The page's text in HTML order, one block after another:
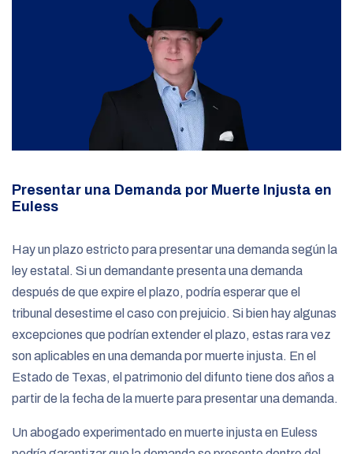
Presentar una Demanda por Muerte Injusta en
Euless
Hay un plazo estricto para presentar una demanda según la
ley estatal. Si un demandante presenta una demanda
después de que expire el plazo, podría esperar que el
tribunal desestime el caso con prejuicio. Si bien hay algunas
excepciones que podrían extender el plazo, estas rara vez
son aplicables en una demanda por muerte injusta. En el
Estado de Texas, el patrimonio del difunto tiene dos años a
partir de la fecha de la muerte para presentar una demanda.
Un abogado experimentado en muerte injusta en Euless